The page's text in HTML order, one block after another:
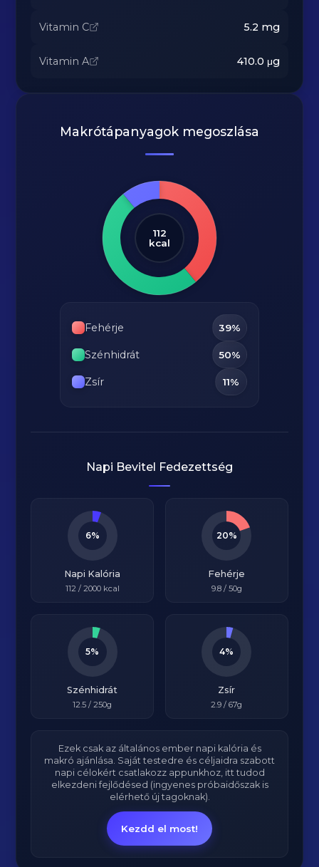
Vitamin C 5.2 mg
Vitamin A 410.0 μg
Makrótápanyagok megoszlása
112
kcal
Fehérje 39%
Szénhidrát 50%
Zsír 11%
Napi Bevitel Fedezettség
6%
Napi Kalória
112/ 2000kcal
20%
Fehérje
9.8/ 50g
5%
Szénhidrát
12.5 / 250g
4%
Zsír
2.9 / 67g
Ezek csak az általános ember napi kalória és
makró ajánlása. Saját testedre és céljaidra szabott
napi célokért csatlakozz appunkhoz, itt tudod
elkezdeni fejlődésed (ingyenes próbaidőszak is
elérhető új tagoknak).
Kezdd el most!